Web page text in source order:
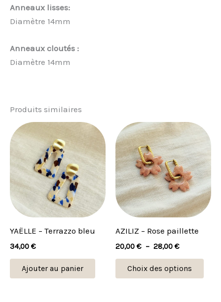
Anneaux lisses:
Diamètre 14mm
Anneaux cloutés :
Diamètre 14mm
Produits similaires
YAËLLE – Terrazzo bleu
34,00 €
Ajouter au panier
AZILIZ – Rose paillette
20,00 € – 28,00 €
Plage
de
prix :
20,00 €
à
28,00 €
Choix des options
Ce
a
Les
la